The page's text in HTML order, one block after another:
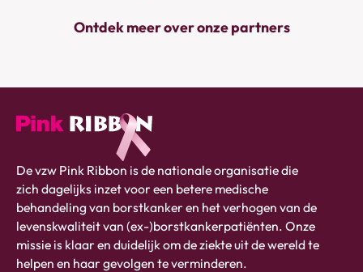
Ontdek meer over onze partners
Pink
ribbon
logo
-
link
naar
De vzw Pink Ribbon is de nationale organisatie die
zich dagelijks inzet voor een betere medische
behandeling van borstkanker en het verhogen van de
levenskwaliteit van (ex-)borstkankerpatiënten. Onze
missie is klaar en duidelijk om de ziekte uit de wereld te
helpen en haar gevolgen te verminderen.